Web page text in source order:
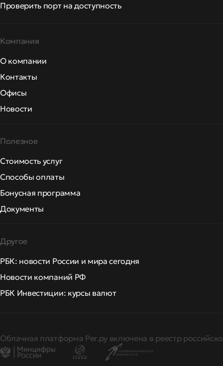
Проверить порт на доступность
Компания
О компании
Контакты
Офисы
Новости
Полезное
Стоимость услуг
Способы оплаты
Бонусная программа
Документы
Другое
РБК: новости России и мира сегодня
Новости компаний РФ
РБК Инвестиции: курсы валют
Облачная платформа Рег.ру включена в реестр